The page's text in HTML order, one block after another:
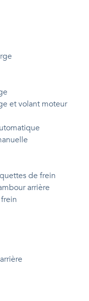
et volant moteur
de frein
arrière